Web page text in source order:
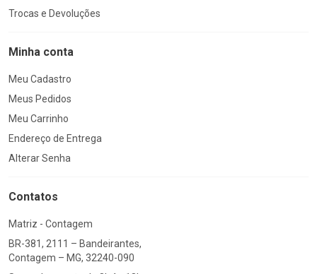
Trocas e Devoluções
Minha conta
Meu Cadastro
Meus Pedidos
Meu Carrinho
Endereço de Entrega
Alterar Senha
Contatos
Matriz - Contagem
BR-381, 2111 – Bandeirantes,
Contagem – MG, 32240-090